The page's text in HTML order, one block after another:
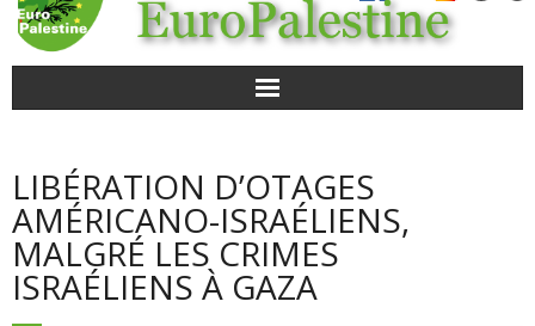
POUR AGIR
AGENDA
LIBÉRATION D’OTAGES
AMÉRICANO-ISRAÉLIENS,
MALGRÉ LES CRIMES
ISRAÉLIENS À GAZA